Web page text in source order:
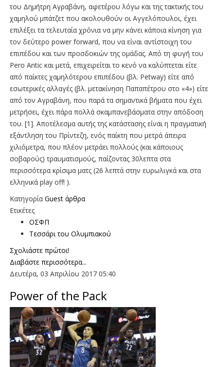
του Δημήτρη Αγραβάνη, αφετέρου λόγω και της τακτικής του
χαμηλού μπάτζετ που ακολουθούν οι Αγγελόπουλοι, έχει
επιλέξει τα τελευταία χρόνια να μην κάνει κάποια κίνηση για
τον δεύτερο power forward, που να είναι αντίστοιχη του
επιπέδου και των προσδοκιών της ομάδας. Από τη φυγή του
Pero Antic και μετά, επιχειρείται το κενό να καλύπτεται είτε
από παίκτες χαμηλότερου επιπέδου (βλ. Petway) είτε από
εσωτερικές αλλαγές (βλ. μετακίνηση Παπαπέτρου στο «4») είτε
από τον Αγραβάνη, που παρά τα σημαντικά βήματα που έχει
μετρήσει, έχει πάρα πολλά σκαμπανεβάσματα στην απόδοση
του. [1]. Αποτέλεσμα αυτής της κατάστασης είναι η πραγματική
εξάντληση του Πρίντεζη, ενός παίκτη που μετρά άπειρα
χιλιόμετρα, που πλέον μετράει πολλούς (και κάποιους
σοβαρούς) τραυματισμούς, παίζοντας 30λεπτα στα
περισσότερα κρίσιμα ματς (26 λεπτά στην ευρωλιγκά και στα
ελληνικά play off! ).
Κατηγορία Guest άρθρα
Ετικέτες
ΟΣΦΠ
Τεσσάρι του Ολυμπιακού
Σχολιάστε πρώτοι!
Διαβάστε περισσότερα...
Δευτέρα, 03 Απριλίου 2017 05:40
Power of the Pack